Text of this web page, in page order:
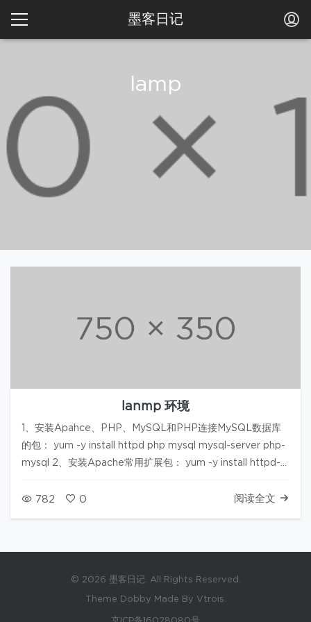
墨客日记
lamp
lanmp 环境
1、安装Apahce、PHP、MySQL和PHP连接MySQL数据库
的包： yum -y install httpd php mysql mysql-server php-
mysql 2、安装Apache常用扩展包： yum -y install httpd-
782 0 阅读全文
© 2026 墨客日记. All Rights Reserved.
Theme Dobby Made By Vtrois.